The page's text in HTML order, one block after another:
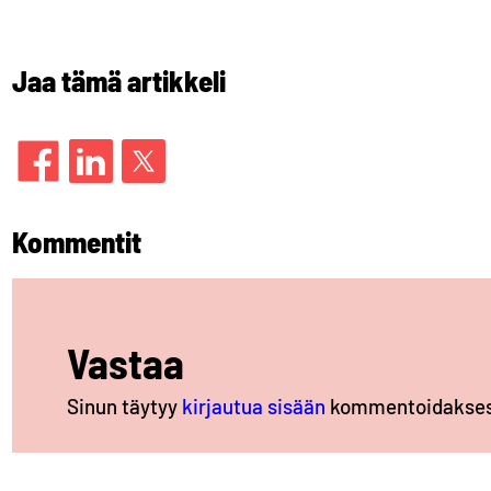
Jaa tämä artikkeli
Kommentit
Vastaa
Sinun täytyy kirjautua sisään